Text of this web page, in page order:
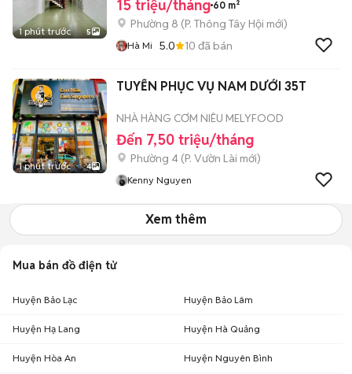
1 phút trước 5
15 triệu/tháng 60 m²
Phường 8 (P. Thông Tây Hội mới)
Hà Mi 5.0 10 đã bán
1 phút trước 4
TUYỂN PHỤC VỤ NAM DƯỚI 35T
NHÀ HÀNG CƠM NIÊU MELYFOOD
Đến 7,50 triệu/tháng
Phường 4 (P. Vườn Lài mới)
Kenny Nguyen
Xem thêm
Mua bán đồ điện tử
Huyện Bảo Lạc Huyện Bảo Lâm
Huyện Hạ Lang Huyện Hà Quảng
Huyện Hòa An Huyện Nguyên Bình